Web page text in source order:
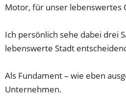
Motor, für unser lebenswertes
Ich persönlich sehe dabei drei
lebenswerte Stadt
Als Fundament – wie eben
Unternehmen.